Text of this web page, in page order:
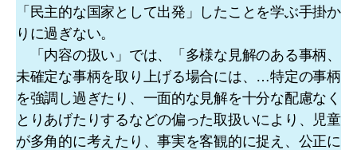
「民主的な国家として出発」したことを学ぶ手掛か
りに過ぎない。
「内容の扱い」では、「多様な見解のある事柄、
未確定な事柄を取り上げる場合には、…特定の事柄
を強調し過ぎたり、一面的な見解を十分な配慮なく
とりあげたりするなどの偏った取扱いにより、児童
が多角的に考えたり、事実を客観的に捉え、公正に